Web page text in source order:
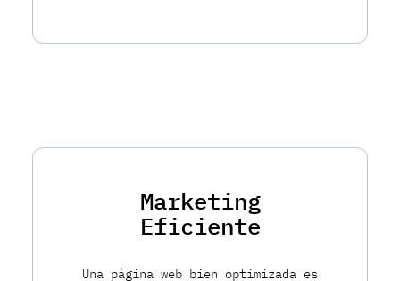
Marketing
Eficiente
Una página web bien optimizada es